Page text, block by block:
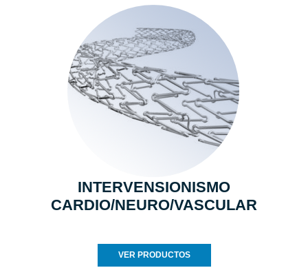
INTERVENSIONISMO
CARDIO/NEURO/VASCULAR
VER PRODUCTOS